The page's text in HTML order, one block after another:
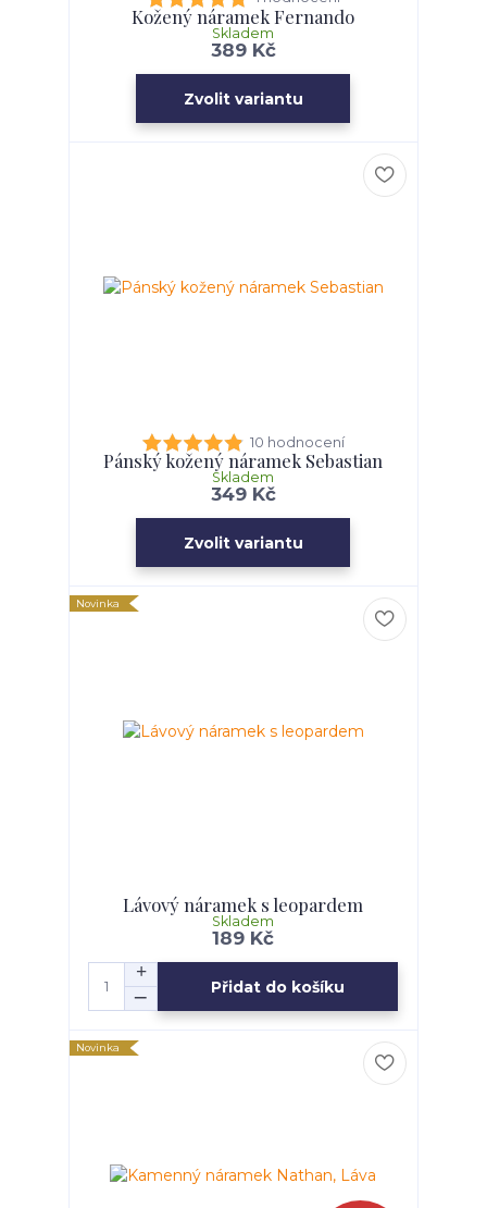
Kožený náramek Fernando
389 Kč
Skladem
Zvolit variantu
10 hodnocení
Pánský kožený náramek Sebastian
349 Kč
Skladem
Zvolit variantu
Novinka
Lávový náramek s leopardem
189 Kč
Skladem
Přidat do košíku
Novinka